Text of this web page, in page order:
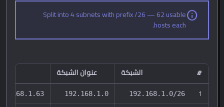
info
Split into4subnets with prefix /26—62usable
hosts each.
# الشبكة عنوان الشبكة
1
192.168.1.0/26
192.168.1.0